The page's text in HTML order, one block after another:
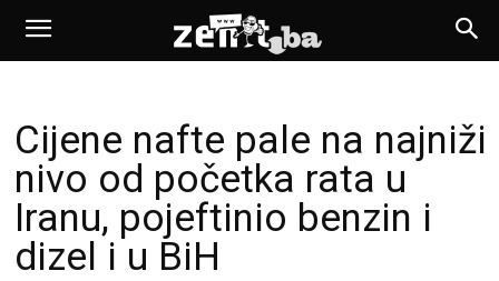
Cijene nafte pale na najniži
nivo od početka rata u
Iranu, pojeftinio benzin i
dizel i u BiH